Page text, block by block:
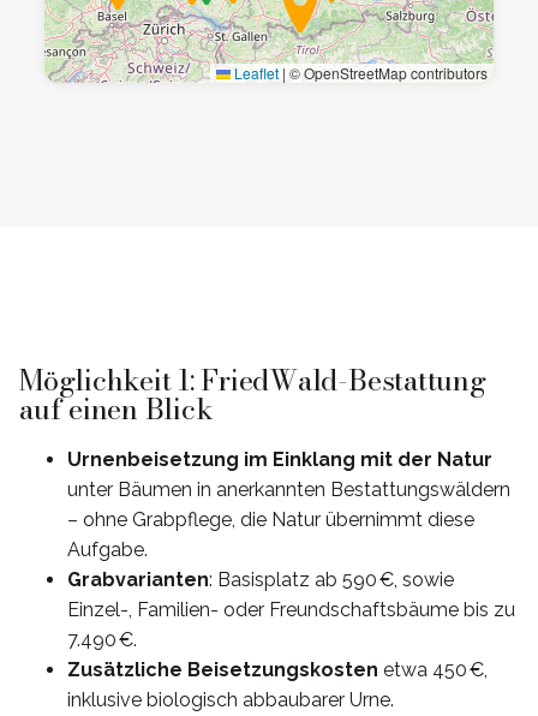
Leaflet | © OpenStreetMap contributors
Möglichkeit 1: FriedWald-Bestattung
auf einen Blick
Urnenbeisetzung im Einklang mit der Natur
unter Bäumen in anerkannten Bestattungswäldern
– ohne Grabpflege, die Natur übernimmt diese
Aufgabe.
Grabvarianten: Basisplatz ab 590 €, sowie
Einzel-, Familien- oder Freundschaftsbäume bis zu
7.490 €.
Zusätzliche Beisetzungskosten etwa 450 €,
inklusive biologisch abbaubarer Urne.